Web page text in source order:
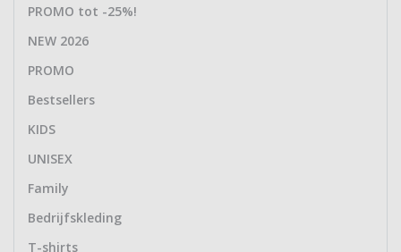
PROMO tot -25%!
NEW 2026
PROMO
Bestsellers
KIDS
UNISEX
Family
Bedrijfskleding
T-shirts